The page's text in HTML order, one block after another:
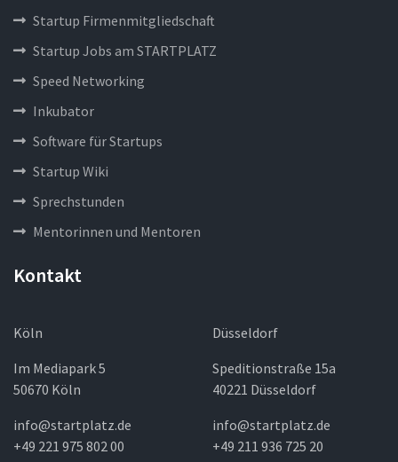
Startup Firmenmitgliedschaft
Startup Jobs am STARTPLATZ
Speed Networking
Inkubator
Software für Startups
Startup Wiki
Sprechstunden
Mentorinnen und Mentoren
Kontakt
Köln
Im Mediapark 5
50670 Köln
info@startplatz.de
+49 221 975 802 00
Düsseldorf
Speditionstraße 15a
40221 Düsseldorf
info@startplatz.de
+49 211 936 725 20